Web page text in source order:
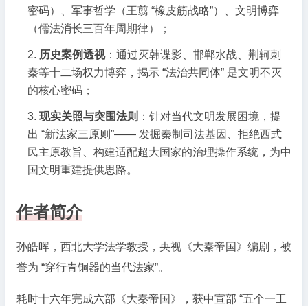
密码）、军事哲学（王翦 “橡皮筋战略”）、文明博弈
（儒法消长三百年周期律）；
历史案例透视：通过灭韩谍影、邯郸水战、荆轲刺
秦等十二场权力博弈，揭示 “法治共同体” 是文明不灭
的核心密码；
现实关照与突围法则 ：针对当代文明发展困境，提
出 “新法家三原则”—— 发掘秦制司法基因、拒绝西式
民主原教旨、构建适配超大国家的治理操作系统，为中
国文明重建提供思路。
作者简介
孙皓晖，西北大学法学教授，央视《大秦帝国》编剧，被
誉为 “穿行青铜器的当代法家”。
耗时十六年完成六部《大秦帝国》，获中宣部 “五个一工